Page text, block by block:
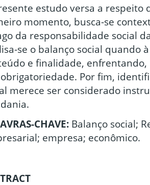
estudo versa a respeito
momento, busca-se
da responsabilidade social
se o balanço social quando
e finalidade,
Por fim,
merece ser considerado
CHAVE: Balanço social;
empresa; econômico.